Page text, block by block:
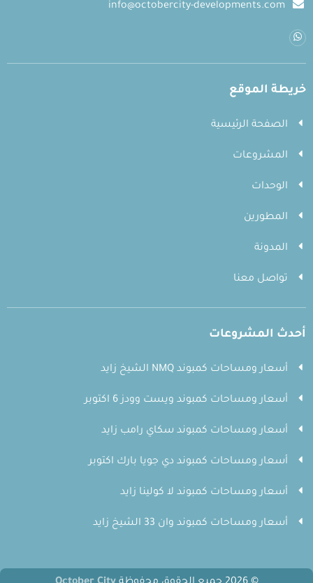
info@octobercity-developments.com
خريطة الموقع
الصفحة الرئيسية
المشروعات
الوحدات
المطورين
المدونة
تواصل معنا
أحدث المشروعات
أسعار ومساحات كمبوند NMQ الشيخ زايد
أسعار ومساحات كمبوند ويست وودز 6 اكتوبر
أسعار ومساحات كمبوند سكاي رامب زايد
أسعار ومساحات كمبوند دي جويا بارك اكتوبر
أسعار ومساحات كمبوند لا كولينا زايد
أسعار ومساحات كمبوند وان 33 الشيخ زايد